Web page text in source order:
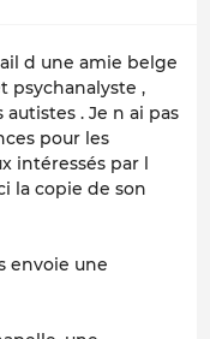
d une amie belge
psychanalyste ,
. Je n ai pas
pour les
intéressés par l
la copie de son
envoie une